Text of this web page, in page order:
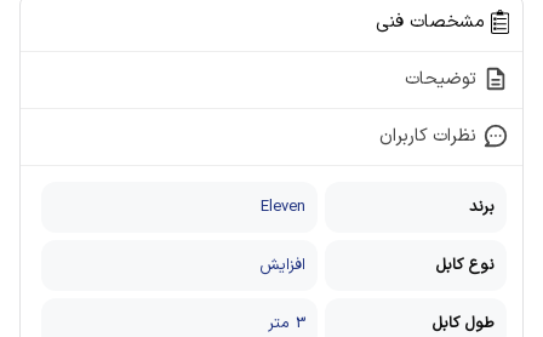
مشخصات فنی
توضیحات
نظرات کاربران
برند Eleven
نوع کابل افزایش
طول کابل 3 متر